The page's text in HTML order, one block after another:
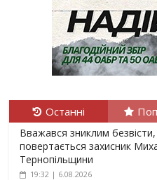
Останні
Вважався зниклим
повертається захисник
Тернопільщини
19:32 | 6.08.2026